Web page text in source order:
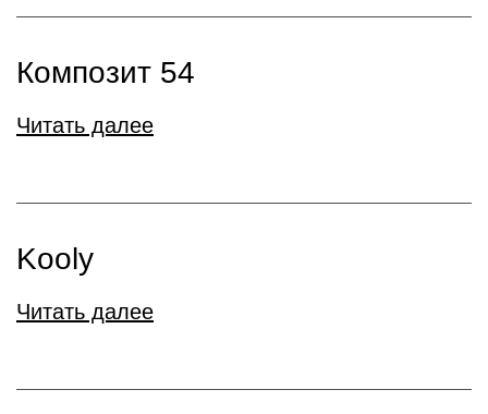
Композит 54
Читать далее
Kooly
Читать далее